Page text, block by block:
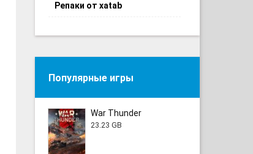
Репаки от xatab
Популярные игры
War Thunder
23.23 GB